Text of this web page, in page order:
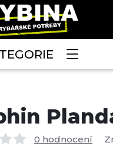
0 hodnocení